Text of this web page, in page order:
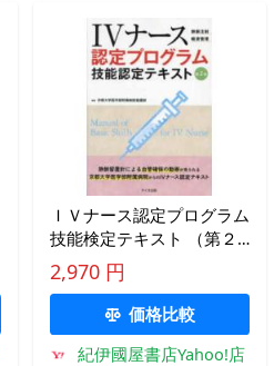
ＩＶナース認定プログラム
技能検定テキスト （第２
版）
2,970 円
価格比較
紀伊國屋書店Yahoo!店